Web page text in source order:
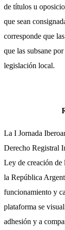
de títulos u
que sean
corresponde que
que las subsane
legislación local.
La I Jornada
Derecho Registral
Ley de creación de
la República
funcionamiento y
plataforma se
adhesión y a